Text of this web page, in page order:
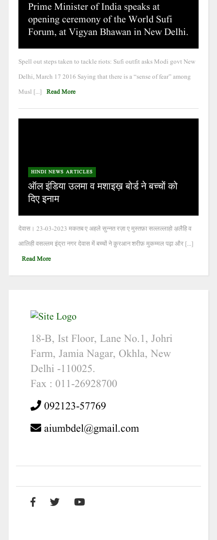
Prime Minister of India speaks at
opening ceremony of the World Sufi
Forum, at Vigyan Bhawan in New Delhi.
Spell out steps taken to tackle riots: Sufi outfit asks Modi govt New
Delhi, March 17 2016 Saying that there is a “sense of fear” among
Musl [...] Read More
HINDI NEWS ARTICLES
ऑल इंडिया उलमा व मशाइख़ बोर्ड ने बच्चों को
दिए इनाम
देवास। 23-03-2023 मकतब ए अहले सुन्नत रज़ा ए मुस्तफ़ा सल्लल्लाहो अ़लैहि व
आलिही वसल्लम इंद्रा नगर देवास में बच्चों ने क़ुरआन शरीफ़ मुकम्मल पढ़ा और [...]
Read More
18-B, Ist Floor, Lane No.1, Johri
Farm, Jamia Nagar, Okhla, New
Delhi -110025.
Fax : 011-26928700
092123-57769
aiumbdel@gmail.com